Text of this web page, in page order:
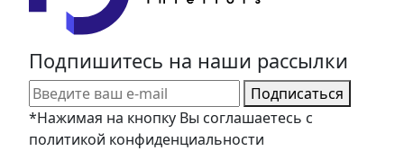
Подпишитесь на наши рассылки
Подписаться
*Нажимая на кнопку Вы соглашаетесь с
политикой конфиденциальности